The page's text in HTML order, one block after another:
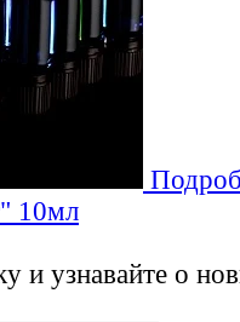
10мл
и узнавайте о